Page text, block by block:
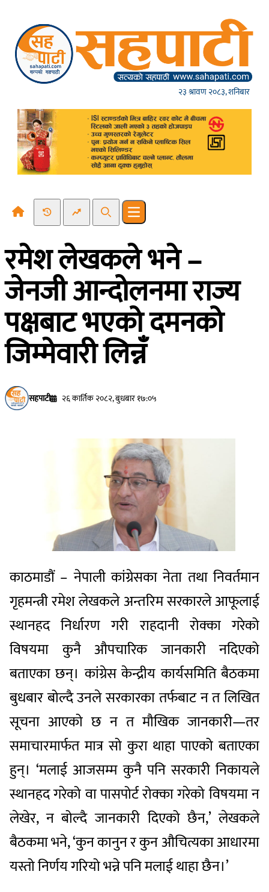
२३ श्रावण २०८३, शनिबार
Recent NewsTrending News
SearchOpen main menu
रमेश लेखकले भने –
जेनजी आन्दोलनमा राज्य
पक्षबाट भएको दमनको
जिम्मेवारी लिन्नँ
सहपाटी २६ कार्तिक २०८२, बुधबार १७:०५
काठमाडौं – नेपाली कांग्रेसका नेता तथा निवर्तमान
गृहमन्त्री रमेश लेखकले अन्तरिम सरकारले आफूलाई
स्थानहद निर्धारण गरी राहदानी रोक्का गरेको
विषयमा कुनै औपचारिक जानकारी नदिएको
बताएका छन्। कांग्रेस केन्द्रीय कार्यसमिति बैठकमा
बुधबार बोल्दै उनले सरकारका तर्फबाट न त लिखित
सूचना आएको छ न त मौखिक जानकारी—तर
समाचारमार्फत मात्र सो कुरा थाहा पाएको बताएका
हुन्। ‘मलाई आजसम्म कुनै पनि सरकारी निकायले
स्थानहद गरेको वा पासपोर्ट रोक्का गरेको विषयमा न
लेखेर, न बोल्दै जानकारी दिएको छैन,’ लेखकले
बैठकमा भने, ‘कुन कानुन र कुन औचित्यका आधारमा
यस्तो निर्णय गरियो भन्ने पनि मलाई थाहा छैन।’